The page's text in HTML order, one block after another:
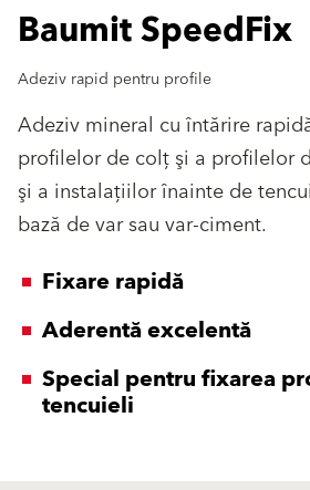
Baumit SpeedFix
Adeziv rapid pentru profile
Adeziv mineral cu întărire
profilelor de colţ şi a profilelor
şi a instalaţiilor înainte de
bază de var sau var-ciment.
Fixare rapidă
Aderentă excelentă
Special pentru fixarea
tencuieli